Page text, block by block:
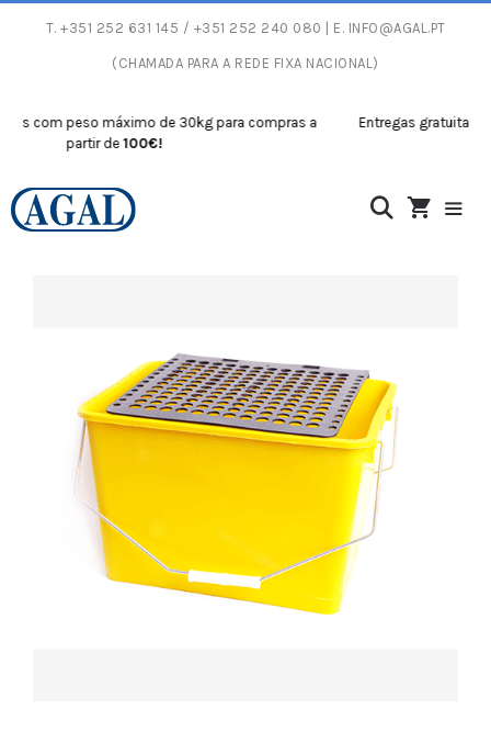
T. +351 252 631 145 / +351 252 240 080 | E. INFO@AGAL.PT
(CHAMADA PARA A REDE FIXA NACIONAL)
com peso máximo de 30kg para compras a
partir de100€!
Entregas gratuitas